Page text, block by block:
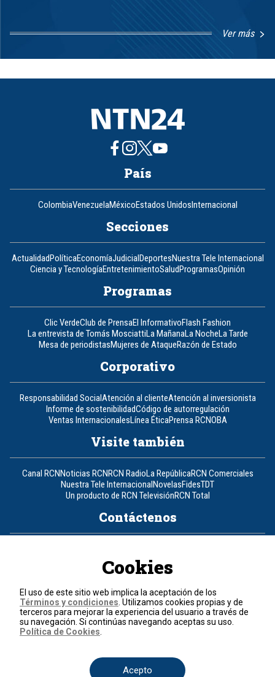
Ver más
8
País
ColombiaVenezuelaMéxicoEstados UnidosInternacional
Secciones
ActualidadPolíticaEconomíaJudicialDeportesNuestra Tele Internacional
Ciencia y TecnologíaEntretenimientoSaludProgramasOpinión
Programas
Clic VerdeClub de PrensaEl InformativoFlash Fashion
La entrevista de Tomás MosciattiLa MañanaLa NocheLa Tarde
Mesa de periodistasMujeres de AtaqueRazón de Estado
Corporativo
Responsabilidad SocialAtención al clienteAtención al inversionista
Informe de sostenibilidadCódigo de autorregulación
Ventas InternacionalesLínea ÉticaPrensa RCNOBA
Visite también
Canal RCNNoticias RCNRCN RadioLa RepúblicaRCN Comerciales
Nuestra Tele InternacionalNovelasFidesTDT
Un producto de RCN TelevisiónRCN Total
Contáctenos
Política de cookies
Términos y condiciones
© 2026, RCN Medios.
Todos los derechos reservados.
Cookies
El uso de este sitio web implica la aceptación de los
Términos y condiciones . Utilizamos cookies propias y de
terceros para mejorar la experiencia del usuario a través de
su navegación. Si continúas navegando aceptas su uso.
Política de Cookies
Acepto